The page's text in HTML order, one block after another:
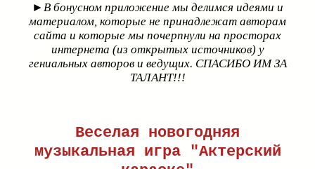
►В бонусном приложение мы делимся идеями и
материалом, которые не принадлежат авторам
сайта и которые мы почерпнули на просторах
интернета (из открытых источников) у
гениальных авторов и ведущих. СПАСИБО ИМ ЗА
ТАЛАНТ!!!
Веселая новогодняя
музыкальная игра "Актерский